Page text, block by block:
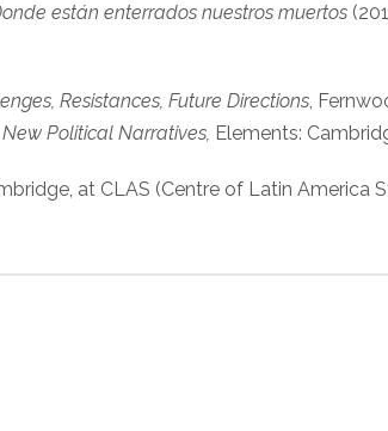
están enterrados nuestros muertos
Resistances, Future Directions,
Political Narratives, Elements:
at CLAS (Centre of Latin America